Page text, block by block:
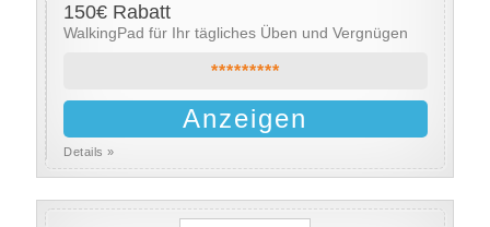
150€ Rabatt
WalkingPad für Ihr tägliches Üben und Vergnügen
*********
Anzeigen
Details »